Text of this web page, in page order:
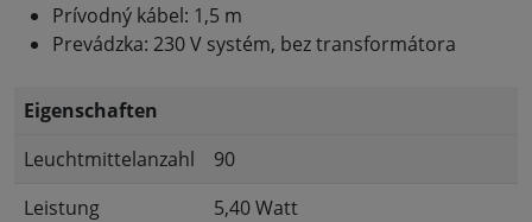
Prívodný kábel: 1,5 m
Prevádzka: 230 V systém, bez transformátora
Eigenschaften
Leuchtmittelanzahl
90
Leistung
5,40 Watt